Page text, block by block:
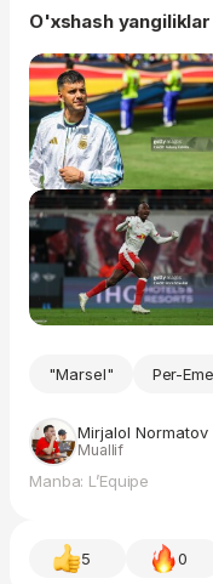
O'xshash yangiliklar
"Marsel" Per-
Mirjalol Normatov
Muallif
Manba: L’Equipe
5 0